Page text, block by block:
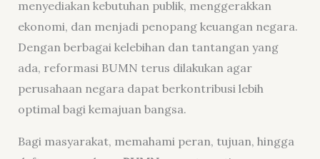
menyediakan kebutuhan publik, menggerakkan
ekonomi, dan menjadi penopang keuangan negara.
Dengan berbagai kelebihan dan tantangan yang
ada, reformasi BUMN terus dilakukan agar
perusahaan negara dapat berkontribusi lebih
optimal bagi kemajuan bangsa.
Bagi masyarakat, memahami peran, tujuan, hingga